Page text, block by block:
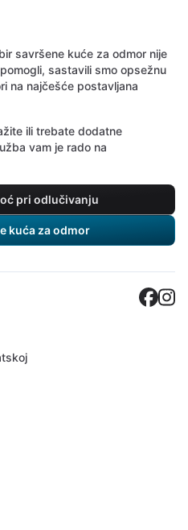
savršene kuće za odmor nije
sastavili smo opsežnu
na najčešće postavljana
ili trebate dodatne
vam je rado na
pri odlučivanju
kuća za odmor